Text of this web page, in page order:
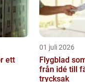
ett
01 juli 2026
Flygblad
från idé till
trycksak